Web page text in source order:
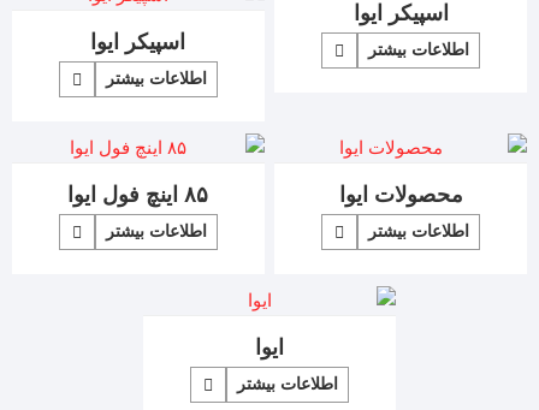
اسپیکر ایوا
اطلاعات بیشتر اسپیکر ایوا
اطلاعات بیشتر
محصولات ایوا
اطلاعات بیشتر
۸۵ اینچ فول ایوا
اطلاعات بیشتر
ایوا
اطلاعات بیشتر